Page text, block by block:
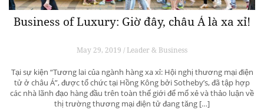
Business of Luxury: Giờ đây, châu Á là xa xỉ!
May 29, 2019 / Leader & Business
Tại sự kiện “Tương lai của ngành hàng xa xỉ: Hội nghị thương mại điện
tử ở châu Á”, được tổ chức tại Hồng Kông bởi Sotheby’s, đã tập hợp
các nhà lãnh đạo hàng đầu trên toàn thế giới để mổ xẻ và thảo luận về
thị trường thương mại điện tử đang tăng […]